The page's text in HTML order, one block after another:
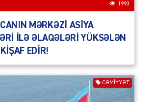
1993
MƏRKƏZİ ASİYA
İLƏ ƏLAQƏLƏRİ YÜKSƏLƏN
EDİR!
CƏMIYYƏT